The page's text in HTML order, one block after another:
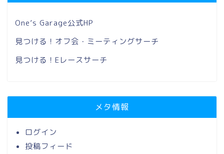
One’s Garage公式HP
見つける！オフ会・ミーティングサーチ
見つける！Eレースサーチ
メタ情報
ログイン
投稿フィード